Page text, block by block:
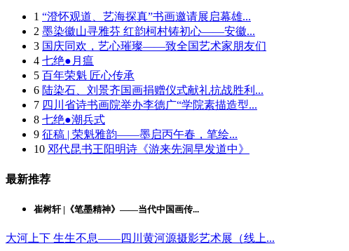
1 “澄怀观道、艺海探真”书画邀请展启幕雄...
2 墨染徽山寻雅芬 红韵柯村铸初心——安徽...
3 国庆同欢，艺心璀璨——致全国艺术家朋友们
4 七绝●月瘟
5 百年荣魁 匠心传承
6 陆染石、刘景齐国画捐赠仪式献礼抗战胜利...
7 四川省诗书画院举办李德广“学院素描造型...
8 七绝●潮兵式
9 征稿 | 荣魁雅韵——墨启丙午春，笔绘...
10 邓代昆书王阳明诗《游来先洞早发道中》
最新推荐
崔树轩 |《笔墨精神》——当代中国画传...
大河上下 生生不息——四川黄河源摄影艺术展（线上...